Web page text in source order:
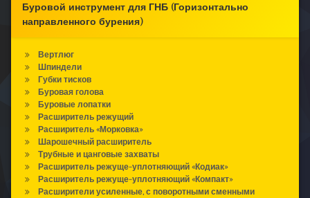
Буровой инструмент для ГНБ (Горизонтально
направленного бурения)
Вертлюг
Шпиндели
Губки тисков
Буровая голова
Буровые лопатки
Расширитель режущий
Расширитель «Морковка»
Шарошечный расширитель
Трубные и цанговые захваты
Расширитель режуще-уплотняющий «Кодиак»
Расширитель режуще-уплотняющий «Компакт»
Расширители усиленные, с поворотными сменными